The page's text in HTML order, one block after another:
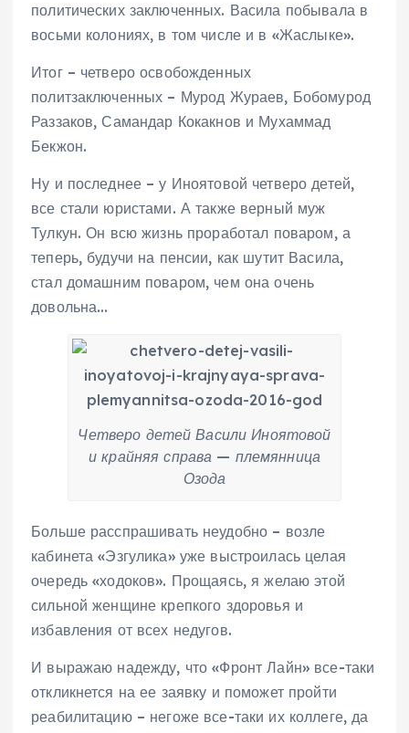
политических заключенных. Васила побывала в
восьми колониях, в том числе и в «Жаслыке».
Итог – четверо освобожденных
политзаключенных – Мурод Жураев, Бобомурод
Раззаков, Самандар Кокакнов и Мухаммад
Бекжон.
Ну и последнее – у Иноятовой четверо детей,
все стали юристами. А также верный муж
Тулкун. Он всю жизнь проработал поваром, а
теперь, будучи на пенсии, как шутит Васила,
стал домашним поваром, чем она очень
довольна…
Четверо детей Васили Иноятовой
и крайняя справа — племянница
Озода
Больше расспрашивать неудобно – возле
кабинета «Эзгулика» уже выстроилась целая
очередь «ходоков». Прощаясь, я желаю этой
сильной женщине крепкого здоровья и
избавления от всех недугов.
И выражаю надежду, что «Фронт Лайн» все-таки
откликнется на ее заявку и поможет пройти
реабилитацию – негоже все-таки их коллеге, да